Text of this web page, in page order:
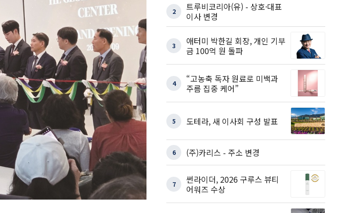
2
트루비코리아(유) - 상호·대표
이사 변경
3
애터미 박한길 회장, 개인 기부
금 100억 원 돌파
4
“고농축 독자 원료로 미백과
주름 집중 케어”
5 도테라, 새 이사회 구성 발표
6 (주)카리스 - 주소 변경
7
썬라이더, 2026 구루스 뷰티
어워즈 수상